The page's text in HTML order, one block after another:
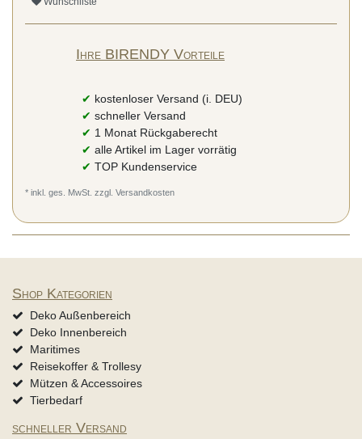
Ihre BIRENDY Vorteile
✔ kostenloser Versand (i. DEU)
✔ schneller Versand
✔ 1 Monat Rückgaberecht
✔ alle Artikel im Lager vorrätig
✔ TOP Kundenservice
* inkl. ges. MwSt. zzgl. Versandkosten
Shop Kategorien
Deko Außenbereich
Deko Innenbereich
Maritimes
Reisekoffer & Trollesy
Mützen & Accessoires
Tierbedarf
schneller Versand